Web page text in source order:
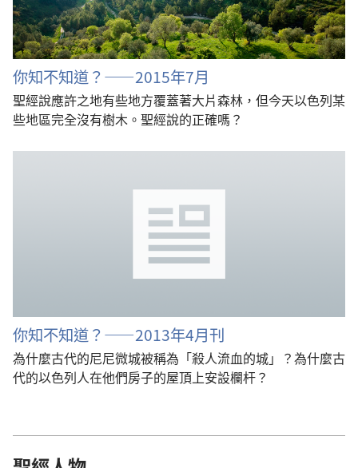
你知不知道？——2015年7月
聖經說應許之地有些地方覆蓋著大片森林，但今天以色列某
些地區完全沒有樹木。聖經說的正確嗎？
你知不知道？——2013年4月刊
為什麼古代的尼尼微城被稱為「殺人流血的城」？為什麼古
代的以色列人在他們房子的屋頂上安設欄杆？